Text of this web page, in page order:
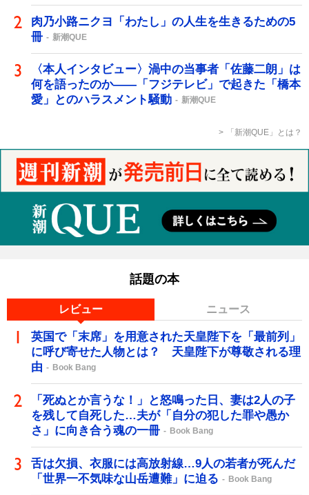
肉乃小路ニクヨ「わたし」の人生を生きるための5
冊
新潮QUE
〈本人インタビュー〉渦中の当事者「佐藤二朗」は
何を語ったのか――「フジテレビ」で起きた「橋本
愛」とのハラスメント騒動
新潮QUE
「新潮QUE」とは？
話題の本
レビュー ニュース
英国で「末席」を用意された天皇陛下を「最前列」
に呼び寄せた人物とは？ 天皇陛下が尊敬される理
由
Book Bang
「死ぬとか言うな！」と怒鳴った日、妻は2人の子
を残して自死した…夫が「自分の犯した罪や愚か
さ」に向き合う魂の一冊
Book Bang
舌は欠損、衣服には高放射線…9人の若者が死んだ
「世界一不気味な山岳遭難」に迫る
Book Bang